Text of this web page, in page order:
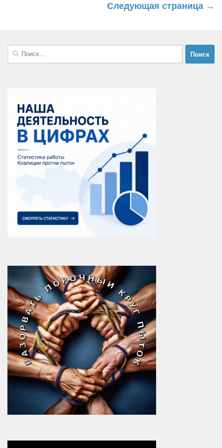
Следующая страница →
Найти: